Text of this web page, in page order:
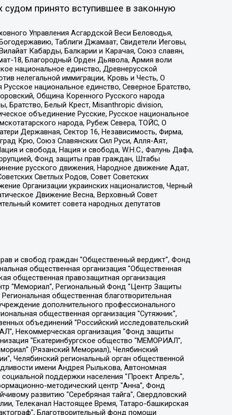
принято вступившее в законную
Управления Асгардской Веси Беловодья,
Таблиги Джамаат, Свидетели Иеговы,
Кабарды, Балкарии и Карачая, Союз славян,
18, Благородный Орден Дьявола, Армия воли
национальное единство, Древнерусской
нелегальной иммиграции, Кровь и Честь, О
национальное единство, Северное Братство,
Община Коренного Русского народа
Братство, Белый Крест, Misanthropic division,
объединение Русские, Русское национальное
народа, Рубеж Севера, ТОЙС, О
Державная, Сектор 16, Независимость, Фирма,
Крю, Союз Славянских Сил Руси, Алля-Аят,
и свобода, Нация и свобода, W.H.С., Фалунь Дафа,
Фонд защиты прав граждан, Штабы
русского движения, Народное движение Адат,
Светлых Родов, Совет Советских
Организации украинских националистов, Черный
Движение Весна, Верховный Совет
комитет совета народных депутатов
организация по реализации социально-правовых программ "Лилит", Дальневосточное общественное движение "Маяк", Санкт-Петербургская ЛГБТ-инициативная группа "Выход", Инициативная группа ЛГБТ+ "Реверс", Алексеев Андрей Викторович, Бекбулатова Таисия Львовна, Беляев Иван Михайлович, Владыкина Елена Сергеевна, Гельман Марат Александрович, Никульшина Вероника Юрьевна, Толоконникова Надежда Андреевна, Шендерович Виктор Анатольевич, Общество с ограниченной ответственностью "Данное сообщение", Общество с ограниченной ответственностью Издательский дом "Новая глава", Айнбиндер Александра Александровна, Московский комьюнити-центр для ЛГБТ+инициатив, Благотворительный фонд развития филантропии, Deutsche Welle (Германия, Kurt-Schumacher-Strasse 3, 53113 Bonn), Борзунова Мария Михайловна, Воробьев Виктор Викторович, Голубева Анна Львовна, Константинова Алла Михайловна, Малкова Ирина Владимировна, Мурадов Мурад Абдулгалимович, Осетинская Елизавета Николаевна, Понасенков Евгений Николаевич, Ганапольский Матвей Юрьевич, Киселев Евгений Алексеевич, Борухович Ирина Григорьевна, Дремин Иван Тимофеевич, Дубровский Дмитрий Викторович, Красноярская региональная общественная организация поддержки и развития альтернативных образовательных технологий и межкультурных коммуникаций "ИНТЕРРА", Маяковская Екатерина Алексеевна, Фейгин Марк Захарович, Филимонов Андрей Викторович, Дзугкоева Регина Николаевна, Доброхотов Роман Александрович, Дудь Юрий Александрович, Елкин Сергей Владимирович, Кругликов Кирилл Игоревич, Сабунаева Мария Леонидовна, Семенов Алексей Владимирович, Шаинян Карен Багратович, Шульман Екатерина Михайловна, Асафьев Артур Валерьевич, Вахштайн Виктор Семенович, Венедиктов Алексей Алексеевич, Лушникова Екатерина Евгеньевна, Волков Леонид Михайлович, Невзоров Александр Глебович, Пархоменко Сергей Борисович, Сироткин Ярослав Николаевич, Кара-Мурза Владимир Владимирович, Баранова Наталья Владимировна, Гозман Леонид Яковлевич, Кагарлицкий Борис Юльевич, Климарев Михаил Валерьевич, Милов Владимир Станиславович, Автономная некоммерческая организация Краснодарский центр современного искусства "Типография", Моргенштерн Алишер Тагирович, Соболь Любовь Эдуардовна, Общество с ограниченной ответственностью "ЛИЗА НОРМ", Каспаров Гарри Кимович, Ходорковский Михаил Борисович, Общество с ограниченной ответственностью "Апрельские тезисы", Данилович Ирина Брониславовна, Кашин Олег Владимирович, Петров Николай Владимирович, Пивоваров Алексей Владимирович, Соколов Михаил Владимирович, Цветкова Юлия Владимировна, Чичваркин Евгений Александрович, Комитет против пыток/Команда против пыток, Общество с ограниченной ответственностью "Первый научный", Общество с ограниченной ответственностью "Вертолет и ко", Белоцерковская Вероника Борисовна, Кац Максим Евгеньевич, Лазарева Татьяна Юрьевна, Шаведдинов Руслан Табризович, Яшин Илья Валерьевич, Общество с ограниченной ответственностью "Иноагент ААВ", Алешковский Дмитрий Петрович, Альбац Евгения Марковна, Быков Дмитрий Львович, Галямина Юлия Евгеньевна, Лойко Сергей Леонидович, Мартынов Кирилл Константинович, Медведев Сергей Александрович, Крашенинников Федор Геннадиевич, Гордеева Катерина Вл